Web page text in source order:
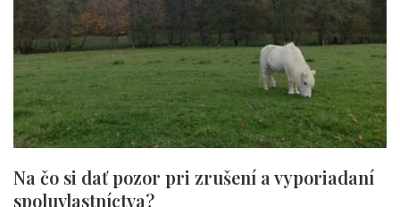
Na čo si dať pozor pri zrušení a vyporiadaní
spoluvlastníctva?